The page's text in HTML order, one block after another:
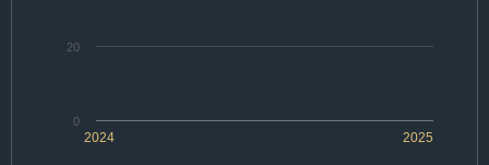
2024 2025
0
20